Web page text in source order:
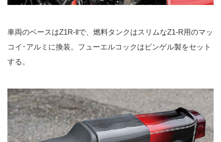
車両のベースはZ1R-llで、燃料タンクはスリムなZ1-R用のマッ
コイ･アルミに換装。フューエルコックはピンゲル製をセット
する。